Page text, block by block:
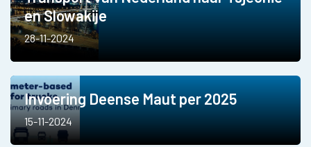
en Slowakije
28-11-2024
Invoering Deense Maut per 2025
15-11-2024